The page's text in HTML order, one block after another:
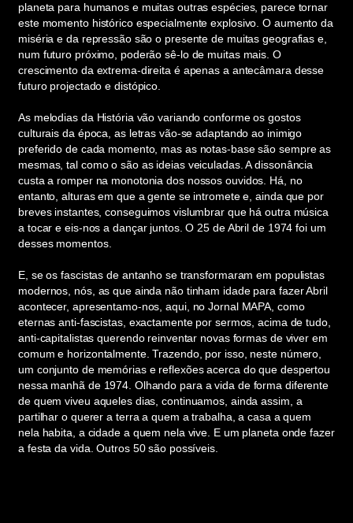
planeta para humanos e muitas outras espécies, parece tornar
este momento histórico especialmente explosivo. O aumento da
miséria e da repressão são o presente de muitas geografias e,
num futuro próximo, poderão sê-lo de muitas mais. O
crescimento da extrema-direita é apenas a antecâmara desse
futuro projectado e distópico.
As melodias da História vão variando conforme os gostos
culturais da época, as letras vão-se adaptando ao inimigo
preferido de cada momento, mas as notas-base são sempre as
mesmas, tal como o são as ideias veiculadas. A dissonância
custa a romper na monotonia dos nossos ouvidos. Há, no
entanto, alturas em que a gente se intromete e, ainda que por
breves instantes, conseguimos vislumbrar que há outra música
a tocar e eis-nos a dançar juntos. O 25 de Abril de 1974 foi um
desses momentos.
E, se os fascistas de antanho se transformaram em populistas
modernos, nós, as que ainda não tinham idade para fazer Abril
acontecer, apresentamo-nos, aqui, no Jornal MAPA, como
eternas anti-fascistas, exactamente por sermos, acima de tudo,
anti-capitalistas querendo reinventar novas formas de viver em
comum e horizontalmente. Trazendo, por isso, neste número,
um conjunto de memórias e reflexões acerca do que despertou
nessa manhã de 1974. Olhando para a vida de forma diferente
de quem viveu aqueles dias, continuamos, ainda assim, a
partilhar o querer a terra a quem a trabalha, a casa a quem
nela habita, a cidade a quem nela vive. E um planeta onde fazer
a festa da vida. Outros 50 são possíveis.